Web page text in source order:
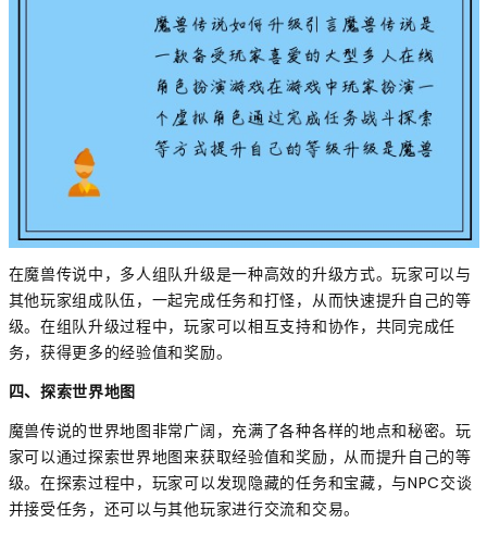
在魔兽传说中，多人组队升级是一种高效的升级方式。玩家可以与
其他玩家组成队伍，一起完成任务和打怪，从而快速提升自己的等
级。在组队升级过程中，玩家可以相互支持和协作，共同完成任
务，获得更多的经验值和奖励。
四、探索世界地图
魔兽传说的世界地图非常广阔，充满了各种各样的地点和秘密。玩
家可以通过探索世界地图来获取经验值和奖励，从而提升自己的等
级。在探索过程中，玩家可以发现隐藏的任务和宝藏，与NPC交谈
并接受任务，还可以与其他玩家进行交流和交易。